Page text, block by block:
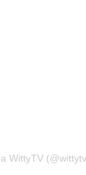
WittyTV